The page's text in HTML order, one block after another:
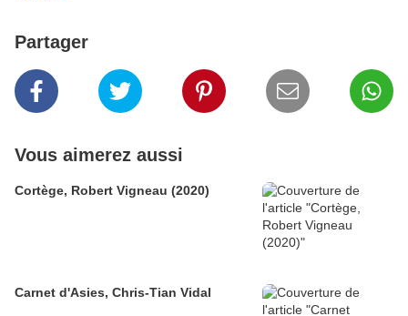
Partager
Vous aimerez aussi
Cortège, Robert Vigneau (2020)
Carnet d'Asies, Chris-Tian Vidal